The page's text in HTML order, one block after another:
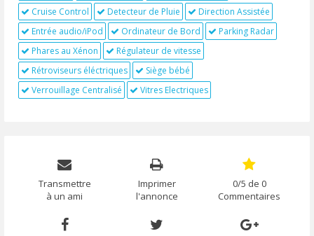
Cruise Control
Detecteur de Pluie
Direction Assistée
Entrée audio/iPod
Ordinateur de Bord
Parking Radar
Phares au Xénon
Régulateur de vitesse
Rétroviseurs éléctriques
Siège bébé
Verrouillage Centralisé
Vitres Electriques
Transmettre
à un ami
Imprimer
l'annonce
0/5 de 0
Commentaires